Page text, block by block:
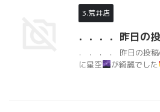
3.荒井店
．．．．昨日の
． ． ． ． 昨日の投
に星空
が綺麗でした